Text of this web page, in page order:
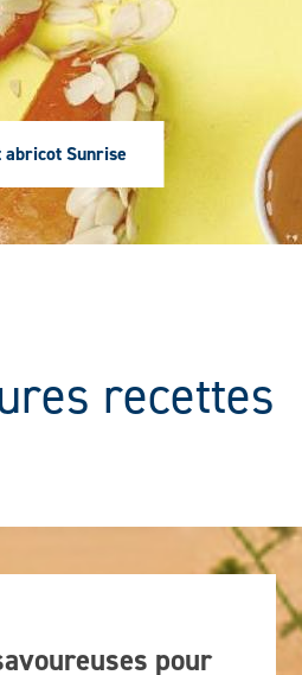
abricot Sunrise
recettes
pour